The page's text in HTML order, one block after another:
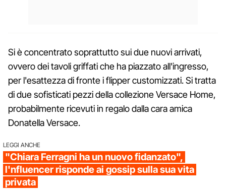
Si è concentrato soprattutto sui due nuovi arrivati,
ovvero dei tavoli griffati che ha piazzato all'ingresso,
per l'esattezza di fronte i flipper customizzati. Si tratta
di due sofisticati pezzi della collezione Versace Home,
probabilmente ricevuti in regalo dalla cara amica
Donatella Versace.
LEGGI ANCHE
"Chiara Ferragni ha un nuovo fidanzato",
l'nfluencer risponde ai gossip sulla sua vita
privata